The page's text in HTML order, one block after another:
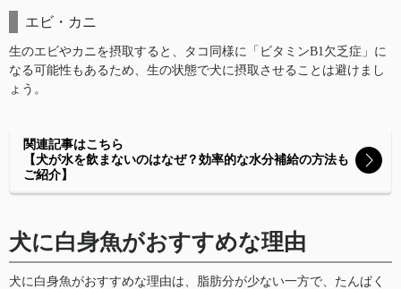
エビ・カニ
生のエビやカニを摂取すると、タコ同様に「ビタミンB1欠乏症」に
なる可能性もあるため、生の状態で犬に摂取させることは避けまし
ょう。
関連記事はこちら
【犬が水を飲まないのはなぜ？効率的な水分補給の方法も
ご紹介】
犬に白身魚がおすすめな理由
犬に白身魚がおすすめな理由は、脂肪分が少ない一方で、たんぱく